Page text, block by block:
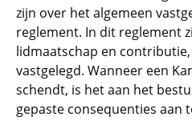
zijn over het algemeen
reglement. In dit reglement
lidmaatschap en
vastgelegd. Wanneer een
schendt, is het aan het
gepaste consequenties aan